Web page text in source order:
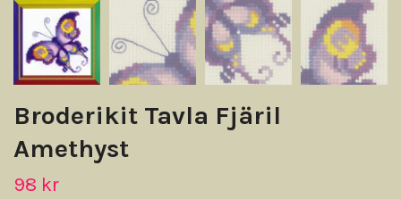
Broderikit Tavla Fjäril
Amethyst
98 kr